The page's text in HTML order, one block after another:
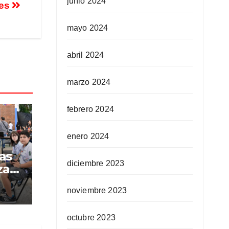
mayo 2024
abril 2024
marzo 2024
febrero 2024
enero 2024
diciembre 2023
noviembre 2023
octubre 2023